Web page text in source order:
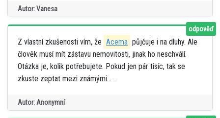
Autor: Vanesa
Z vlastní zkušenosti vím, že Acema půjčuje i na dluhy. Ale
člověk musí mít zástavu nemovitosti, jinak ho neschválí.
Otázka je, kolik potřebujete. Pokud jen pár tisíc, tak se
zkuste zeptat mezi známými... .
Autor: Anonymní
odpověď